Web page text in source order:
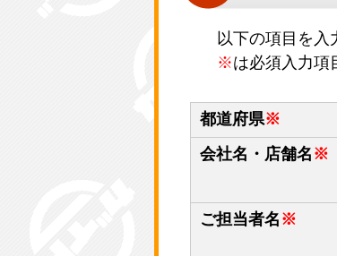
以下の項目を入
※は必須入力項
都道府県※
会社名・店舗名 ※
ご担当者名 ※